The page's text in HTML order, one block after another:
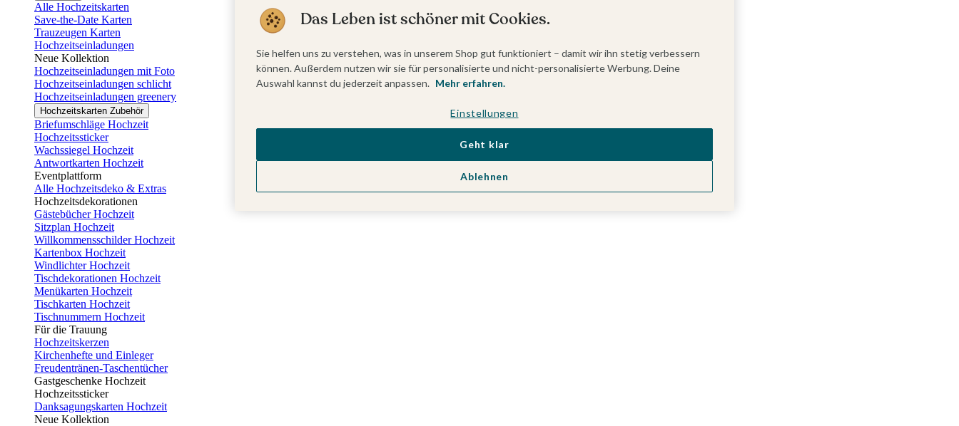
Alle Hochzeitskarten
Save-the-Date Karten
Trauzeugen Karten
Hochzeitseinladungen
Neue Kollektion
Hochzeitseinladungen mit Foto
Hochzeitseinladungen schlicht
Hochzeitseinladungen greenery
Hochzeitskarten Zubehör
Briefumschläge Hochzeit
Hochzeitssticker
Wachssiegel Hochzeit
Antwortkarten Hochzeit
Eventplattform
Alle Hochzeitsdeko & Extras
Hochzeitsdekorationen
Gästebücher Hochzeit
Sitzplan Hochzeit
Willkommensschilder Hochzeit
Kartenbox Hochzeit
Windlichter Hochzeit
Tischdekorationen Hochzeit
Menükarten Hochzeit
Tischkarten Hochzeit
Tischnummern Hochzeit
Für die Trauung
Hochzeitskerzen
Kirchenhefte und Einleger
Freudentränen-Taschentücher
Gastgeschenke Hochzeit
Hochzeitssticker
Danksagungskarten Hochzeit
Neue Kollektion
Das Leben ist schöner mit Cookies.
Sie helfen uns zu verstehen, was in unserem Shop gut funktioniert – damit wir ihn stetig verbessern
können. Außerdem nutzen wir sie für personalisierte und nicht-personalisierte Werbung. Deine
Auswahl kannst du jederzeit anpassen. Mehr erfahren.
Einstellungen
Ablehnen
Geht klar